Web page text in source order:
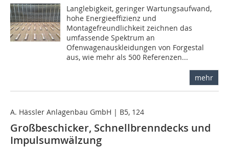
Langlebigkeit, geringer Wartungsaufwand,
hohe Energieeffizienz und
Montagefreundlichkeit zeichnen das
umfassende Spektrum an
Ofenwagenauskleidungen von Forgestal
aus, wie mehr als 500 Referenzen...
mehr
A. Hässler Anlagenbau GmbH | B5, 124
Großbeschicker, Schnellbrenndecks und
Impulsumwälzung